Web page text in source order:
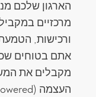
מרכזיים
אתם בטוחים
מקבלים את